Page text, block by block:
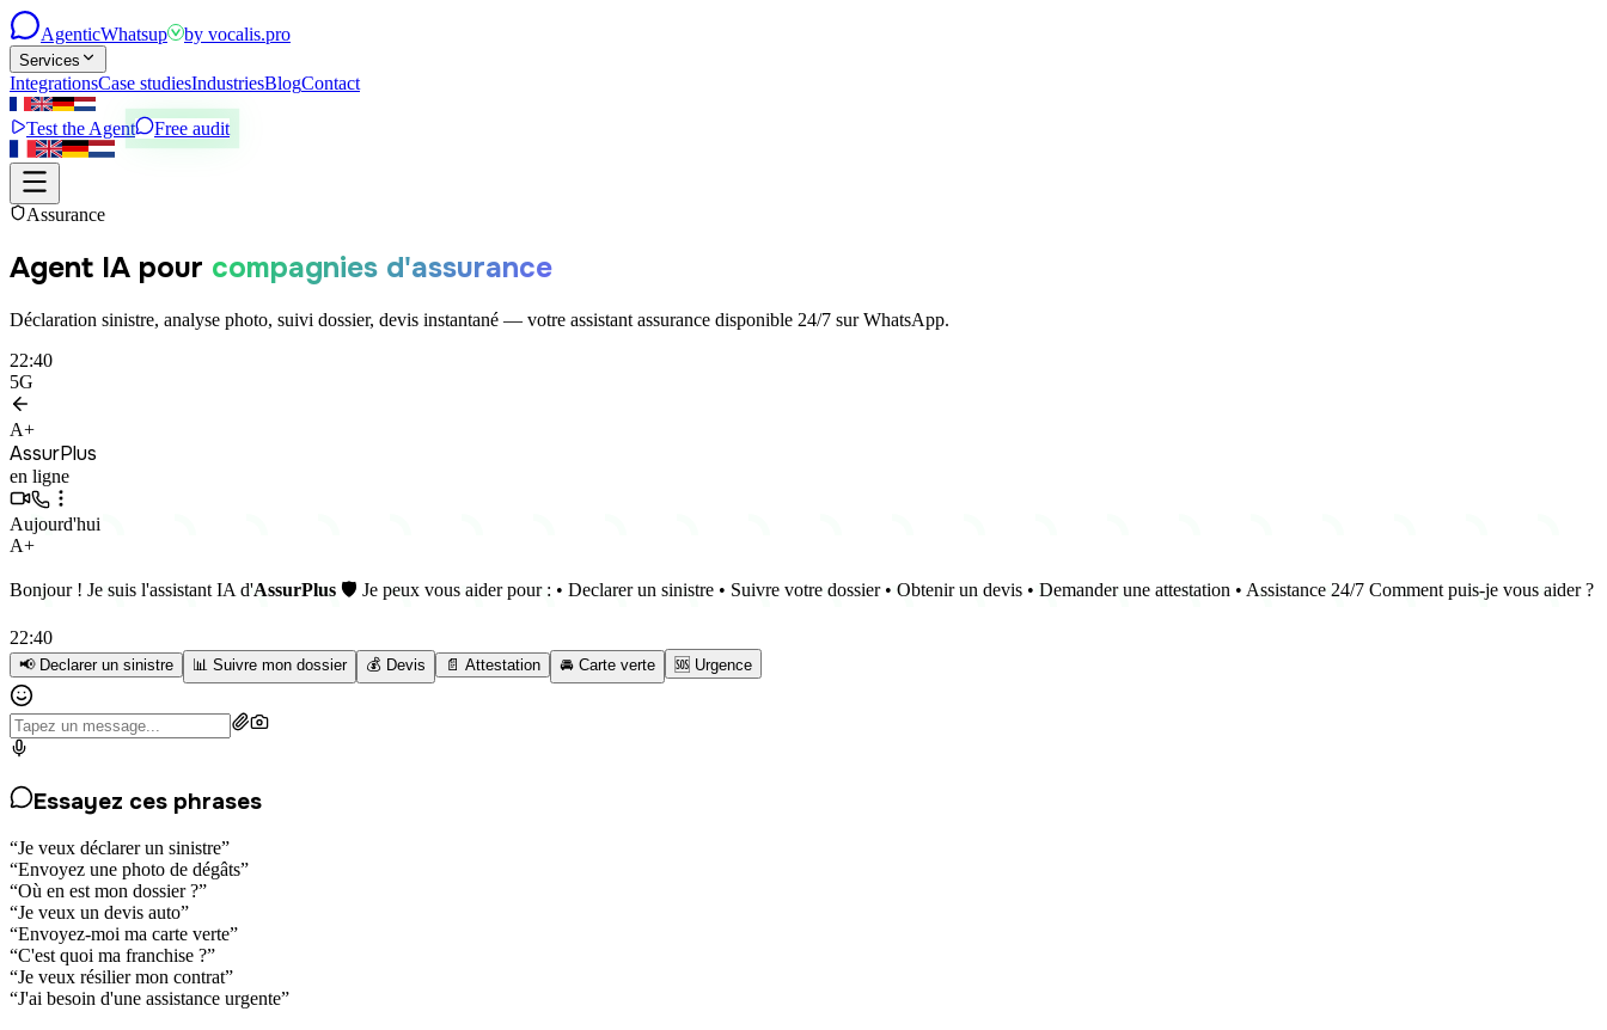
AgenticWhatsup by vocalis.pro
Services
IntegrationsCase studiesIndustriesBlogContact
Test the Agent Free audit
Assurance
Agent IA pour compagnies d'assurance
Déclaration sinistre, analyse photo, suivi dossier, devis instantané — votre assistant assurance disponible 24/7 sur WhatsApp.
22:40
5G
A+
AssurPlus
en ligne
Aujourd'hui
A+
Bonjour ! Je suis l'assistant IA d'AssurPlus 🛡️ Je peux vous aider pour : • Declarer un sinistre • Suivre votre dossier • Obtenir un devis • Demander une attestation • Assistance 24/7 Comment puis-je vous aider ?
22:40
📢 Declarer un sinistre 📊 Suivre mon dossier 💰 Devis 📄 Attestation 🚘 Carte verte 🆘 Urgence
Essayez ces phrases
“Je veux déclarer un sinistre”
“Envoyez une photo de dégâts”
“Où en est mon dossier ?”
“Je veux un devis auto”
“Envoyez-moi ma carte verte”
“C'est quoi ma franchise ?”
“Je veux résilier mon contrat”
“J'ai besoin d'une assistance urgente”